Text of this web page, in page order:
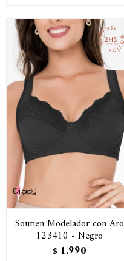
Soutien Modelador con Aro
123410 - Negro
$ 1.990